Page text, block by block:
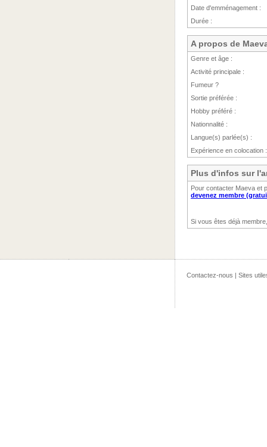
Date d'emménagement :
Durée :
A propos de
Genre et âge :
Activité principale :
Fumeur ?
Sortie préférée :
Hobby préféré :
Nationnalité :
Langue(s) parlée(s) :
Expérience en colocation :
Plus d'infos sur
Pour contacter Maeva et
devenez membre
Si vous êtes déjà
Contactez-nous | Sites